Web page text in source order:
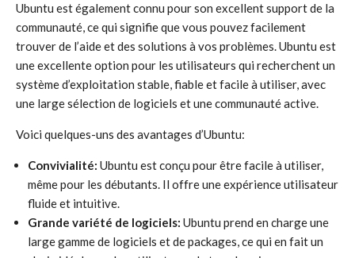
Ubuntu est également connu pour son excellent support de la
communauté, ce qui signifie que vous pouvez facilement
trouver de l’aide et des solutions à vos problèmes. Ubuntu est
une excellente option pour les utilisateurs qui recherchent un
système d’exploitation stable, fiable et facile à utiliser, avec
une large sélection de logiciels et une communauté active.
Voici quelques-uns des avantages d’Ubuntu:
Convivialité: Ubuntu est conçu pour être facile à utiliser,
même pour les débutants. Il offre une expérience utilisateur
fluide et intuitive.
Grande variété de logiciels: Ubuntu prend en charge une
large gamme de logiciels et de packages, ce qui en fait un